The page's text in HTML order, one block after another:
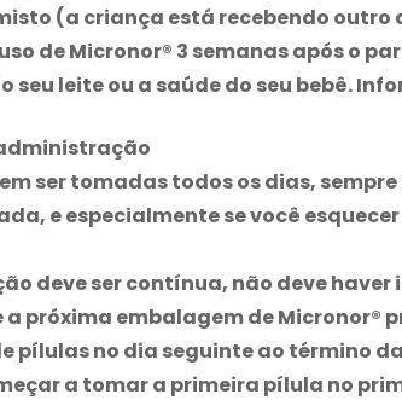
(a criança está recebendo
deMicronor® 3 semanas após o
seu leite ou a saúde do seu bebê.
ser tomadas todos os dias,
e especialmente se você
deve ser contínua, não deve
a próxima embalagem deMicronor®
pílulas no dia seguinte ao término
a tomar a primeira pílula no